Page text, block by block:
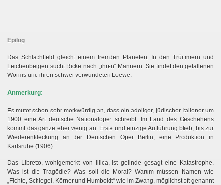
Epilog
Das Schlachtfeld gleicht einem fremden Planeten. In den Trümmern und
Leichenbergen sucht Ricke nach „ihren“ Männern. Sie findet den gefallenen
Worms und ihren schwer verwundeten Loewe.
Anmerkung:
Es mutet schon sehr merkwürdig an, dass ein adeliger, jüdischer Italiener um
1900 eine Art deutsche Nationaloper schreibt. Im Land des Geschehens
kommt das ganze eher wenig an: Erste und einzige Aufführung blieb, bis zur
Wiederentdeckung an der Deutschen Oper Berlin, eine Produktion in
Karlsruhe (1906).
Das Libretto, wohlgemerkt von Illica, ist gelinde gesagt eine Katastrophe.
Was ist die Tragödie? Was soll die Moral? Warum müssen Namen wie
„Fichte, Schlegel, Körner und Humboldt“ wie im Zwang, möglichst oft genannt